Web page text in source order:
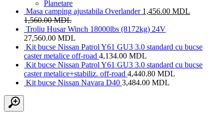
Planetare
Masa camping ajustabila Overlander 1,456.00 MDL
1,560.00MDL
Troliu Husar Winch 18000lbs (8172kg) 24V
27,560.00 MDL
Kit bucse Nissan Patrol Y61 GU3 3.0 standard cu bucse
caster metalice off-road 4,134.00 MDL
Kit bucse Nissan Patrol Y61 GU3 3.0 standard cu bucse
caster metalice+stabiliz. off-road 4,440.80 MDL
Kit bucse Nissan Navara D40 3,484.00 MDL